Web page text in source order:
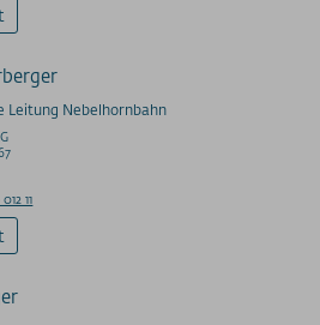
Leitung Nebelhornbahn
11